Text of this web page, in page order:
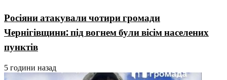
Росіяни атакували чотири громади
Чернігівщини: під вогнем були вісім населених
пунктів
5 години назад